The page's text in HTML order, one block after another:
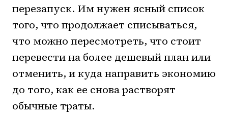
перезапуск. Им нужен ясный список
того, что продолжает списываться,
что можно пересмотреть, что стоит
перевести на более дешевый план или
отменить, и куда направить экономию
до того, как ее снова растворят
обычные траты.